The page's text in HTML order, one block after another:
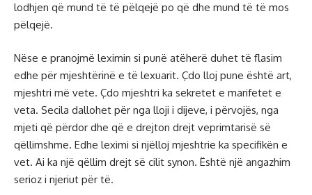
lodhjen që mund të të pëlqejë po që dhe mund të të mos
pëlqejë.
Nëse e pranojmë leximin si punë atëherë duhet të flasim
edhe për mjeshtërinë e të lexuarit. Çdo lloj pune është art,
mjeshtri më vete. Çdo mjeshtri ka sekretet e marifetet e
veta. Secila dallohet për nga lloji i dijeve, i përvojës, nga
mjeti që përdor dhe që e drejton drejt veprimtarisë së
qëllimshme. Edhe leximi si njëlloj mjeshtrie ka specifikën e
vet. Ai ka një qëllim drejt së cilit synon. Është një angazhim
serioz i njeriut për të.